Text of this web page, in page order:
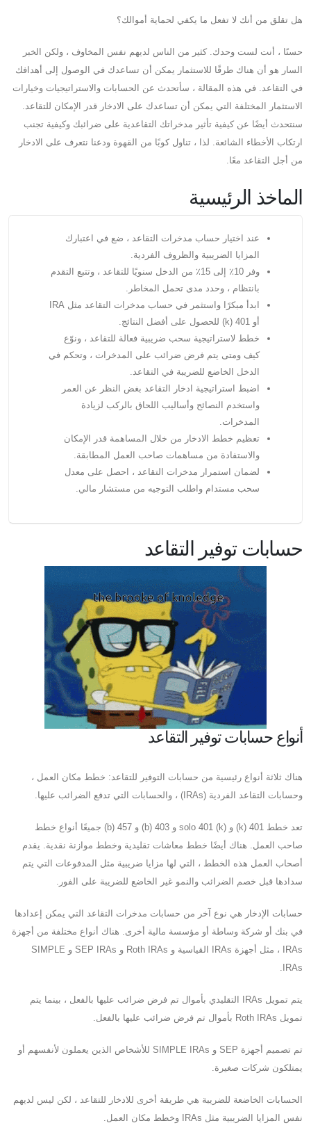
هل تقلق من أنك لا تفعل ما يكفي لحماية أموالك؟
حسنًا ، أنت لست وحدك. كثير من الناس لديهم نفس المخاوف ، ولكن الخبر
السار هو أن هناك طرقًا للاستثمار يمكن أن تساعدك في الوصول إلى أهدافك
في التقاعد. في هذه المقالة ، سأتحدث عن الحسابات والاستراتيجيات وخيارات
الاستثمار المختلفة التي يمكن أن تساعدك على الادخار قدر الإمكان للتقاعد.
سنتحدث أيضًا عن كيفية تأثير مدخراتك التقاعدية على ضرائبك وكيفية تجنب
ارتكاب الأخطاء الشائعة. لذا ، تناول كوبًا من القهوة ودعنا نتعرف على الادخار
من أجل التقاعد معًا.
الماخذ الرئيسية
عند اختيار حساب مدخرات التقاعد ، ضع في اعتبارك
المزايا الضريبية والظروف الفردية.
وفر 10٪ إلى 15٪ من الدخل سنويًا للتقاعد ، وتتبع التقدم
بانتظام ، وحدد مدى تحمل المخاطر.
ابدأ مبكرًا واستثمر في حساب مدخرات التقاعد مثل IRA
أو 401 (k) للحصول على أفضل النتائج.
خطط لاستراتيجية سحب ضريبية فعالة للتقاعد ، ونوّع
كيف ومتى يتم فرض ضرائب على المدخرات ، وتحكم في
الدخل الخاضع للضريبة في التقاعد.
اضبط استراتيجية ادخار التقاعد بغض النظر عن العمر
واستخدم النصائح وأساليب اللحاق بالركب لزيادة
المدخرات.
تعظيم خطط الادخار من خلال المساهمة قدر الإمكان
والاستفادة من مساهمات صاحب العمل المطابقة.
لضمان استمرار مدخرات التقاعد ، احصل على معدل
سحب مستدام واطلب التوجيه من مستشار مالي.
حسابات توفير التقاعد
أنواع حسابات توفير التقاعد
هناك ثلاثة أنواع رئيسية من حسابات التوفير للتقاعد: خطط مكان العمل ،
وحسابات التقاعد الفردية (IRAs) ، والحسابات التي تدفع الضرائب عليها.
تعد خطط 401 (k) و solo 401 (k) و 403 (b) و 457 (b) جميعًا أنواع خطط
صاحب العمل. هناك أيضًا خطط معاشات تقليدية وخطط موازنة نقدية. يقدم
أصحاب العمل هذه الخطط ، التي لها مزايا ضريبية مثل المدفوعات التي يتم
سدادها قبل خصم الضرائب والنمو غير الخاضع للضريبة على الفور.
حسابات الإدخار هي نوع آخر من حسابات مدخرات التقاعد التي يمكن إعدادها
في بنك أو شركة وساطة أو مؤسسة مالية أخرى. هناك أنواع مختلفة من أجهزة
IRAs ، مثل أجهزة IRAs القياسية و Roth IRAs و SEP IRAs و SIMPLE
IRAs.
يتم تمويل IRAs التقليدي بأموال تم فرض ضرائب عليها بالفعل ، بينما يتم
تمويل Roth IRAs بأموال تم فرض ضرائب عليها بالفعل.
تم تصميم أجهزة SEP و SIMPLE IRAs للأشخاص الذين يعملون لأنفسهم أو
يمتلكون شركات صغيرة.
الحسابات الخاضعة للضريبة هي طريقة أخرى للادخار للتقاعد ، لكن ليس لديهم
نفس المزايا الضريبية مثل IRAs وخطط مكان العمل.